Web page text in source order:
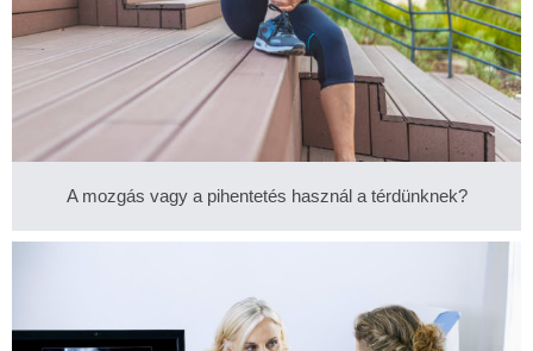
A mozgás vagy a pihentetés használ a térdünknek?